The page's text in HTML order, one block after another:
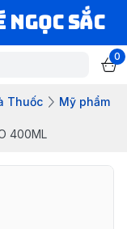
Ngọc Sắc
0
Thuốc
Mỹ phẩm
400ML